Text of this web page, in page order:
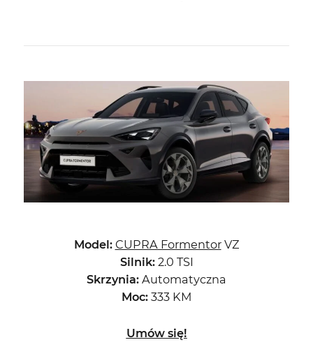
Model: CUPRA FormentorVZ
Silnik:2.0 TSI
Skrzynia: Automatyczna
Moc: 333 KM
Umów się!